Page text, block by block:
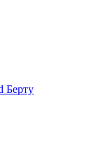
Берту